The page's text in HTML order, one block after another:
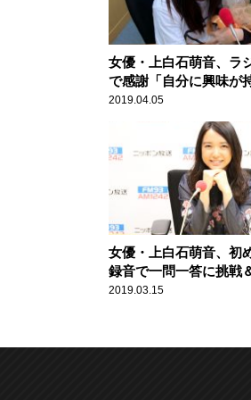
女優・上白石萌音、ラ
で感謝「自分に興味が
になった」
2019.04.05
女優・上白石萌音、初
録音で一問一答に挑戦
2019.03.15